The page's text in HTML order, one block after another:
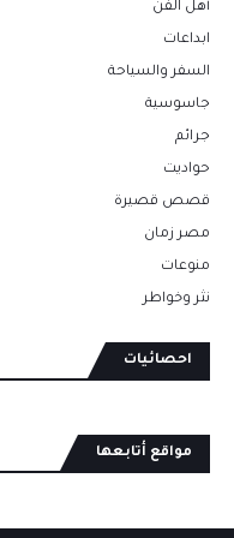
أهل الفن
ابداعات
السفر والسياحة
جاسوسية
جرائم
حواديت
قصص قصيرة
مصر زمان
منوعات
نثر وخواطر
احصائيات
مواقع أتابعها